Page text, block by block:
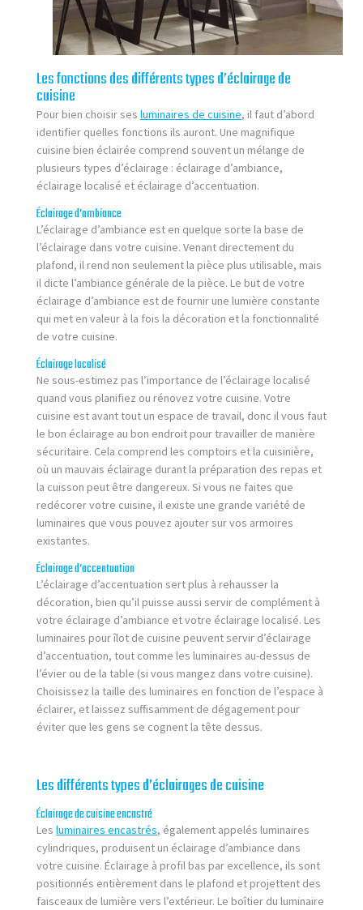
Les fonctions des différents types d’éclairage de
cuisine
Pour bien choisir ses luminaires de cuisine, il faut d’abord
identifier quelles fonctions ils auront. Une magnifique
cuisine bien éclairée comprend souvent un mélange de
plusieurs types d’éclairage : éclairage d’ambiance,
éclairage localisé et éclairage d’accentuation.
Éclairage d’ambiance
L’éclairage d’ambiance est en quelque sorte la base de
l’éclairage dans votre cuisine. Venant directement du
plafond, il rend non seulement la pièce plus utilisable, mais
il dicte l’ambiance générale de la pièce. Le but de votre
éclairage d’ambiance est de fournir une lumière constante
qui met en valeur à la fois la décoration et la fonctionnalité
de votre cuisine.
Éclairage localisé
Ne sous-estimez pas l’importance de l’éclairage localisé
quand vous planifiez ou rénovez votre cuisine. Votre
cuisine est avant tout un espace de travail, donc il vous faut
le bon éclairage au bon endroit pour travailler de manière
sécuritaire. Cela comprend les comptoirs et la cuisinière,
où un mauvais éclairage durant la préparation des repas et
la cuisson peut être dangereux. Si vous ne faites que
redécorer votre cuisine, il existe une grande variété de
luminaires que vous pouvez ajouter sur vos armoires
existantes.
Éclairage d’accentuation
L’éclairage d’accentuation sert plus à rehausser la
décoration, bien qu’il puisse aussi servir de complément à
votre éclairage d’ambiance et votre éclairage localisé. Les
luminaires pour îlot de cuisine peuvent servir d’éclairage
d’accentuation, tout comme les luminaires au-dessus de
l’évier ou de la table (si vous mangez dans votre cuisine).
Choisissez la taille des luminaires en fonction de l’espace à
éclairer, et laissez suffisamment de dégagement pour
éviter que les gens se cognent la tête dessus.
Les différents types d’éclairages de cuisine
Éclairage de cuisine encastré
Les luminaires encastrés, également appelés luminaires
cylindriques, produisent un éclairage d’ambiance dans
votre cuisine. Éclairage à profil bas par excellence, ils sont
positionnés entièrement dans le plafond et projettent des
faisceaux de lumière vers l’extérieur. Le boîtier du luminaire